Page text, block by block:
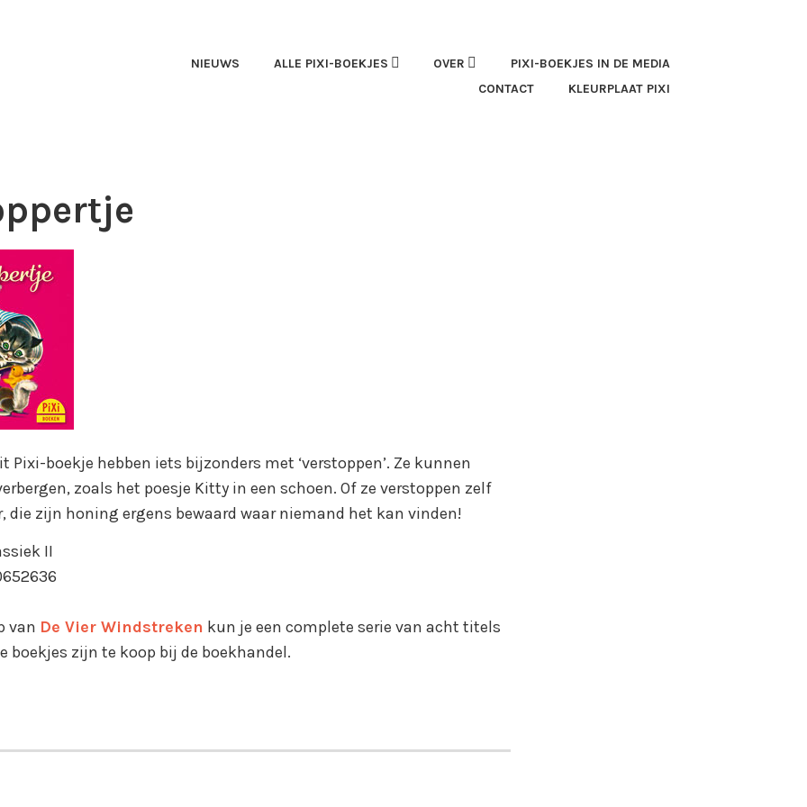
NIEUWS ALLE PIXI-BOEKJES OVER
PIXI-BOEKJES IN DE MEDIA
CONTACT
KLEURPLAAT PIXI
Pixi-boekje hebben iets bijzonders met ‘verstoppen’. Ze kunnen
zoals het poesje Kitty in een schoen. Of ze verstoppen zelf
die zijn honing ergens bewaard waar niemand het kan vinden!
II
van De Vier Windstreken kun je een complete serie van acht titels
boekjes zijn te koop bij de boekhandel.